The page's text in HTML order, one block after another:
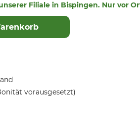
Filiale in Bispingen. Nur vor
vorausgesetzt)